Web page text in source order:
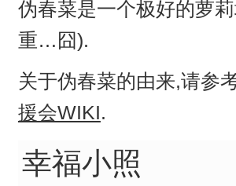
伪春菜是一个极好的萝
重…囧).
关于伪春菜的由来,请参
援会WIKI.
幸福小照